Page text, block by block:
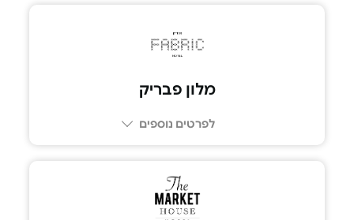
מלון פבריק
לפרטים נוספים